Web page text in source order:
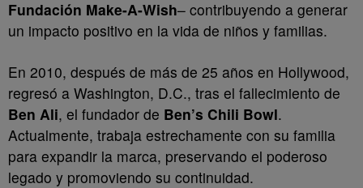
Fundación Make-A-Wish– contribuyendo a generar
un impacto positivo en la vida de niños y familias.
En 2010, después de más de 25 años en Hollywood,
regresó a Washington, D.C., tras el fallecimiento de
Ben Ali, el fundador de Ben’s Chili Bowl.
Actualmente, trabaja estrechamente con su familia
para expandir la marca, preservando el poderoso
legado y promoviendo su continuidad.